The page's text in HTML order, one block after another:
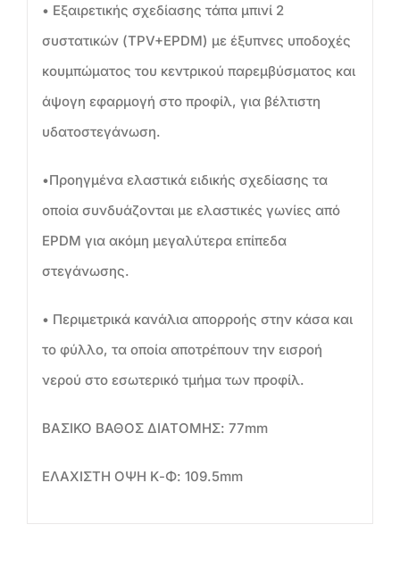
• Εξαιρετικής σχεδίασης τάπα μπινί 2
συστατικών (ΤPV+EPDM) με έξυπνες υποδοχές
κουμπώματος του κεντρικού παρεμβύσματος και
άψογη εφαρμογή στο προφίλ, για βέλτιστη
υδατοστεγάνωση.
•Προηγμένα ελαστικά ειδικής σχεδίασης τα
οποία συνδυάζονται με ελαστικές γωνίες από
EPDM για ακόμη μεγαλύτερα επίπεδα
στεγάνωσης.
• Περιμετρικά κανάλια απορροής στην κάσα και
το φύλλο, τα οποία αποτρέπουν την εισροή
νερού στο εσωτερικό τμήμα των προφίλ.
ΒΑΣΙΚΟ ΒΑΘΟΣ ΔΙΑΤΟΜΗΣ: 77mm
ΕΛΑΧΙΣΤΗ ΟΨΗ Κ-Φ: 109.5mm